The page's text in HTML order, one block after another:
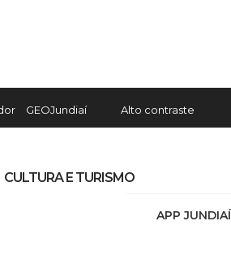
GEOJundiaí Alto contraste
APP JUNDIAÍ
CULTURA E TURISMO